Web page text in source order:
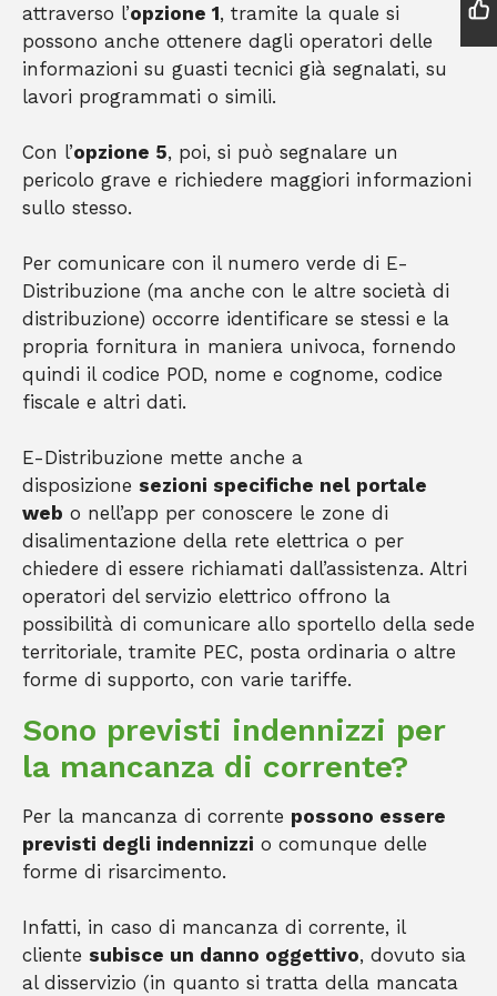
attraverso l’opzione 1, tramite la quale si
possono anche ottenere dagli operatori delle
informazioni su guasti tecnici già segnalati, su
lavori programmati o simili.
Con l’opzione 5, poi, si può segnalare un
pericolo grave e richiedere maggiori informazioni
sullo stesso.
Per comunicare con il numero verde di E-
Distribuzione (ma anche con le altre società di
distribuzione) occorre identificare se stessi e la
propria fornitura in maniera univoca, fornendo
quindi il codice POD, nome e cognome, codice
fiscale e altri dati.
E-Distribuzione mette anche a
disposizione sezioni specifiche nel portale
web o nell’app per conoscere le zone di
disalimentazione della rete elettrica o per
chiedere di essere richiamati dall’assistenza. Altri
operatori del servizio elettrico offrono la
possibilità di comunicare allo sportello della sede
territoriale, tramite PEC, posta ordinaria o altre
forme di supporto, con varie tariffe.
Sono previsti indennizzi per
la mancanza di corrente?
Per la mancanza di corrente possono essere
previsti degli indennizzi o comunque delle
forme di risarcimento.
Infatti, in caso di mancanza di corrente, il
cliente subisce un danno oggettivo, dovuto sia
al disservizio (in quanto si tratta della mancata